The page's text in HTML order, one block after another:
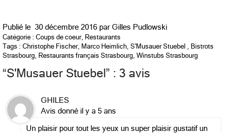
Publié le 30 décembre 2016 par Gilles Pudlowski
Catégorie : Coups de coeur, Restaurants
Tags : Christophe Fischer, Marco Heimlich S'Musauer Stuebel
Bistrots
Strasbourg Restaurants français Strasbourg Winstubs Strasbourg
“S'Musauer Stuebel ” : 3 avis
GHILES
Avis donné il y a 5 ans
Un plaisir pour tout les yeux un super plaisir gustatif un